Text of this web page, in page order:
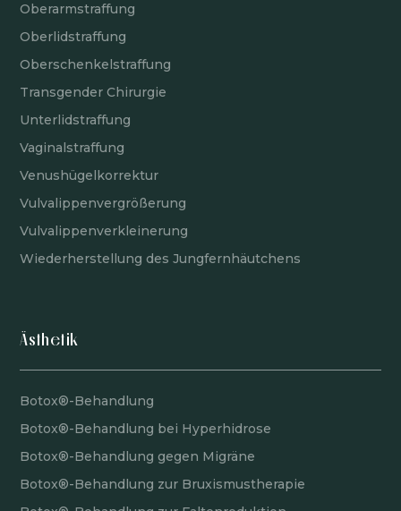
Oberarmstraffung
Oberlidstraffung
Oberschenkelstraffung
Transgender Chirurgie
Unterlidstraffung
Vaginalstraffung
Venushügelkorrektur
Vulvalippenvergrößerung
Vulvalippenverkleinerung
Wiederherstellung des Jungfernhäutchens
Ästhetik
Botox®-Behandlung
Botox®-Behandlung bei Hyperhidrose
Botox®-Behandlung gegen Migräne
Botox®-Behandlung zur Bruxismustherapie